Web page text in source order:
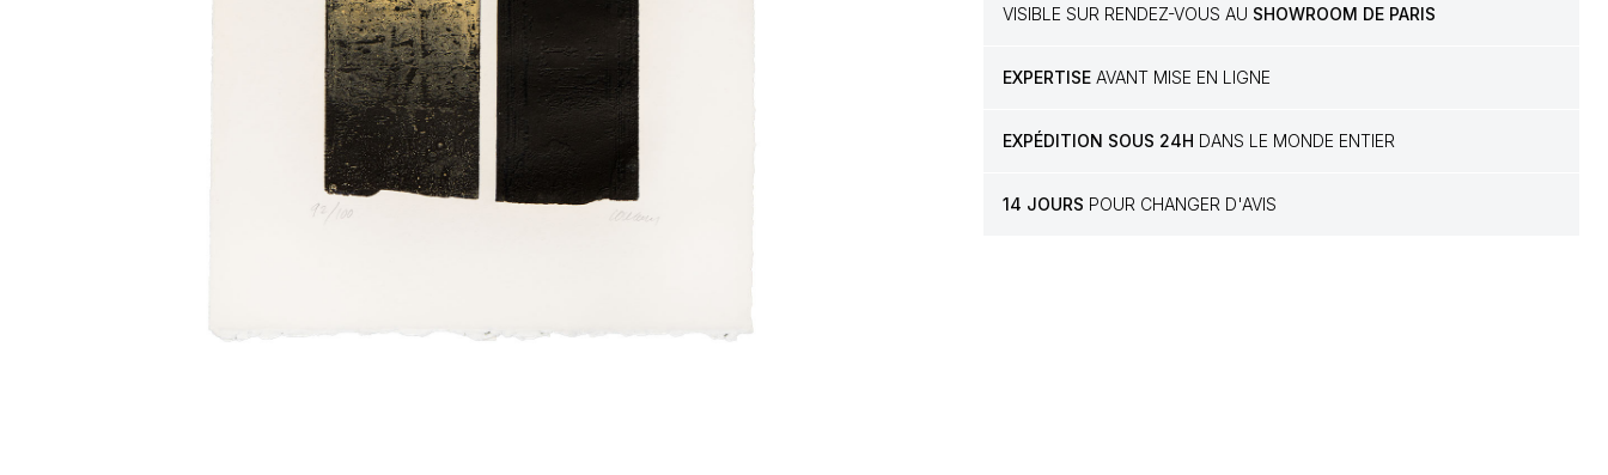
VISIBLE SUR RENDEZ-VOUS AU SHOWROOM DE PARIS
EXPERTISE AVANT MISE EN LIGNE
EXPÉDITION SOUS 24H DANS LE MONDE ENTIER
14 JOURS POUR CHANGER D'AVIS